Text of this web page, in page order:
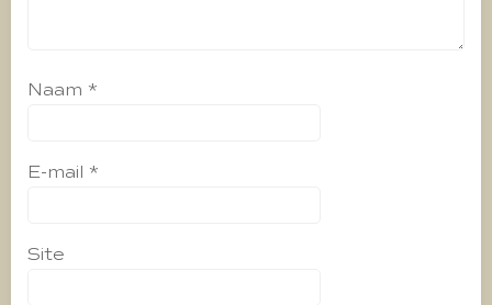
Naam *
E-mail *
Site